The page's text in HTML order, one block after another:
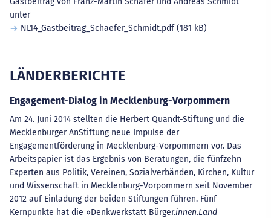
unter
NL14_Gastbeitrag_Schaefer_Schmidt.pdf(181 kB)
LÄNDERBERICHTE
Engagement-Dialog in Mecklenburg-Vorpommern
Am 24. Juni 2014 stellten die Herbert Quandt-Stiftung und die
Mecklenburger AnStiftung neue Impulse der
Engagementförderung in Mecklenburg-Vorpommern vor. Das
Arbeitspapier ist das Ergebnis von Beratungen, die fünfzehn
Experten aus Politik, Vereinen, Sozialverbänden, Kirchen, Kultur
und Wissenschaft in Mecklenburg-Vorpommern seit November
2012 auf Einladung der beiden Stiftungen führen. Fünf
Kernpunkte hat die »Denkwerkstatt Bürger.innen.Land